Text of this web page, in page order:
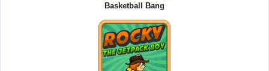
Basketball Bang